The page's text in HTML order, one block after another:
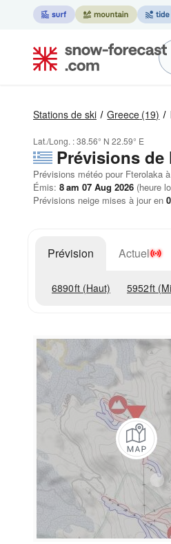
Stations de ski Greece (19)
Lat./Long. :38.56° N 22.59° E
Prévisions de
Prévisions météo pour Fterolaka à
Émis: 8 am 07 Aug 2026 (heure
Prévisions neige mises à jour en
Prévision Actuel
6890ft (Haut) 5952ft